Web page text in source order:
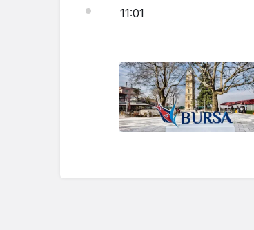
11:01